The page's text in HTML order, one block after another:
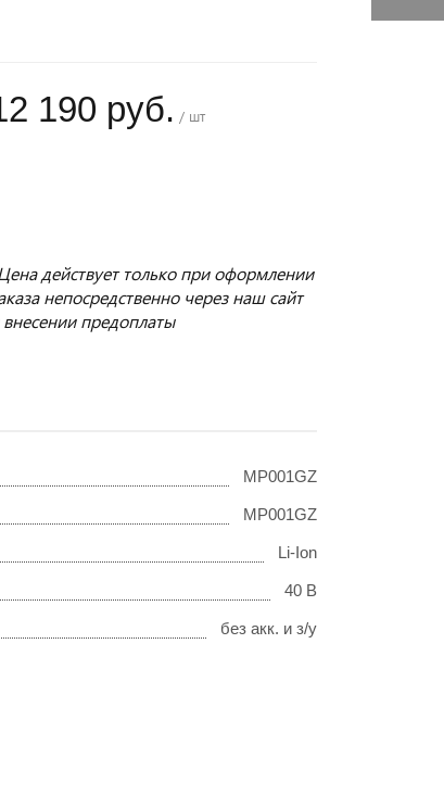
190 руб. / шт
действует только при оформлении
непосредственно через наш сайт
внесении предоплаты
MP001GZ
MP001GZ
Li-Ion
40 В
без акк. и з/у